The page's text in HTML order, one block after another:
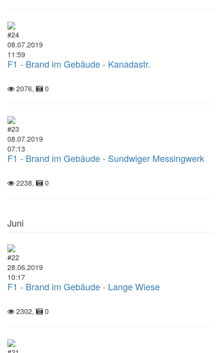
#24
08.07.2019
11:59
F1 - Brand im Gebäude - Kanadastr.
2076, 0
#23
08.07.2019
07:13
F1 - Brand im Gebäude - Sundwiger Messingwerk
2238, 0
Juni
#22
28.06.2019
10:17
F1 - Brand im Gebäude - Lange Wiese
2302, 0